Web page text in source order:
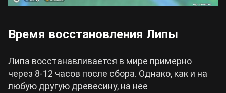
Время восстановления Липы
Липа восстанавливается в мире примерно
через 8-12 часов после сбора. Однако, как и на
любую другую древесину, на нее